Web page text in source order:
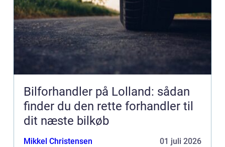
Bilforhandler på Lolland: sådan
finder du den rette forhandler til
dit næste bilkøb
Mikkel Christensen 01 juli 2026